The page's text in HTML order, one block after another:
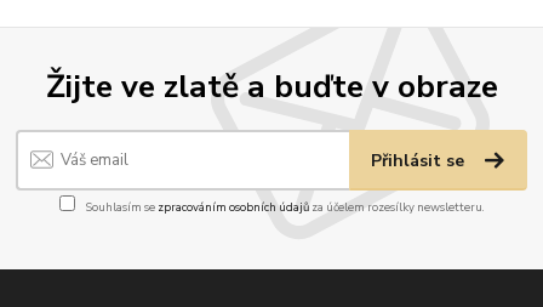
Žijte ve zlatě a buďte v obraze
Přihlásit se
Souhlasím se zpracováním osobních údajůza účelem rozesílky newsletteru.